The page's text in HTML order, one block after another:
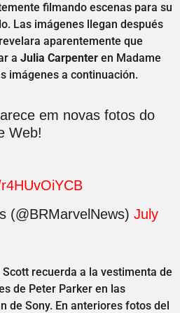
filmando escenas para su
Las imágenes llegan después
aparentemente que
a Julia Carpenter en Madame
imágenes a continuación.
em novas fotos do
Web!
(@BRMarvelNews) July
recuerda a la vestimenta de
de Peter Parker en las
de Sony. En anteriores fotos del